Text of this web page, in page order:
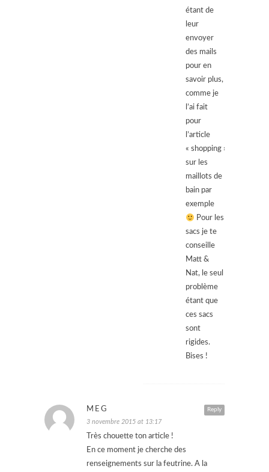
étant de
leur
envoyer
des mails
pour en
savoir plus,
comme je
l’ai fait
pour
l’article
« shopping »
sur les
maillots de
bain par
exemple
Pour les
sacs je te
conseille
Matt &
Nat, le seul
problème
étant que
ces sacs
sont
rigides.
Bises !
Reply
MEG
3 novembre 2015 at 13:17
Très chouette ton article !
En ce moment je cherche des
renseignements sur la feutrine. A la